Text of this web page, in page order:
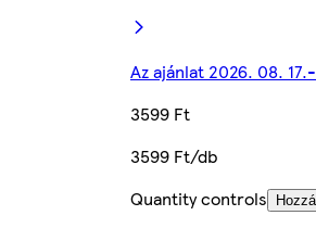
Az ajánlat 2026. 08.
3599 Ft
3599 Ft/db
Quantity controls